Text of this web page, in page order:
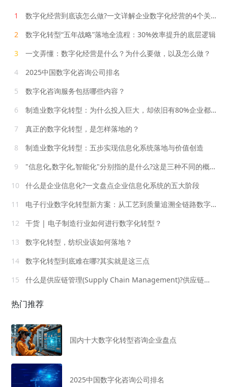
1
数字化经营到底该怎么做?一文详解企业数字化经营的4个关键环节
2
数字化转型“五年战略”落地全流程：30%效率提升的底层逻辑
3
一文弄懂：数字化经营是什么？为什么要做，以及怎么做？
4
2025中国数字化咨询公司排名
5
数字化咨询服务包括哪些内容？
6
制造业数字化转型：为什么投入巨大，却依旧有80%企业都失败了？
7
真正的数字化转型，是怎样落地的？
8
制造业数字化转型：五步实现信息化系统落地与价值创造
9
"信息化,数字化,智能化"分别指的是什么?这是三种不同的概念吗?
10
什么是企业信息化?一文盘点企业信息化系统的五大阶段
11
电子行业数字化转型新方案：从工艺到质量追溯全链路数字化管理
12
干货 | 电子制造行业如何进行数字化转型？
13
数字化转型，纺织业该如何落地？
14
数字化转型到底难在哪?其实就是这三点
15
什么是供应链管理(Supply Chain Management)?供应链管理由什么组成
热门推荐
国内十大数字化转型咨询企业盘点
2025中国数字化咨询公司排名